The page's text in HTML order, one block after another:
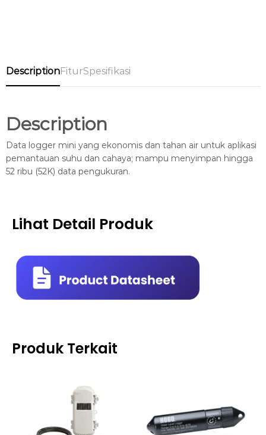
DescriptionFiturSpesifikasi
Description
Data logger mini yang ekonomis dan tahan air untuk aplikasi
pemantauan suhu dan cahaya; mampu menyimpan hingga
52 ribu (52K) data pengukuran.
Lihat Detail Produk
Produk Terkait